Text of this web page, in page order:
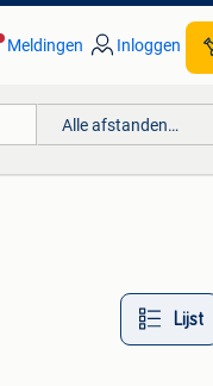
Meldingen Inloggen
Alle afstanden…
Lijst